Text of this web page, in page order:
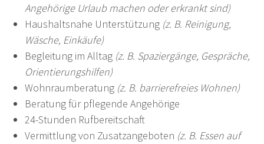
Angehörige Urlaub machen oder erkrankt sind)
Haushaltsnahe Unterstützung (z. B. Reinigung,
Wäsche, Einkäufe)
Begleitung im Alltag (z. B. Spaziergänge, Gespräche,
Orientierungshilfen)
Wohnraumberatung (z. B. barrierefreies Wohnen)
Beratung für pflegende Angehörige
24-Stunden Rufbereitschaft
Vermittlung von Zusatzangeboten (z. B. Essen auf